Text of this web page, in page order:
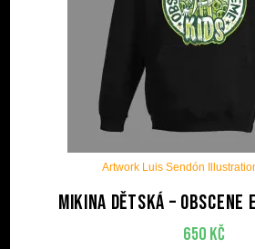
Artwork Luis Sendón
Mikina dětská – Obscene
650 Kč